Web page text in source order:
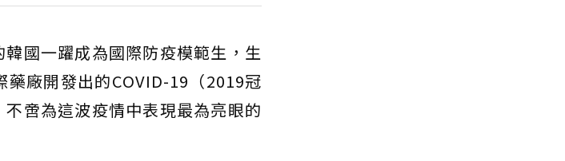
國一躍成為國際防疫模範生，生
廠開發出的COVID-19（2019冠
啻為這波疫情中表現最為亮眼的